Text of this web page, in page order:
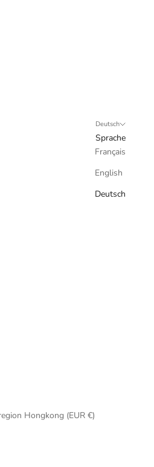
Sonderverwaltungsregion Hongkong (EUR €)
Deutsch
Sprache
Français
English
Deutsch